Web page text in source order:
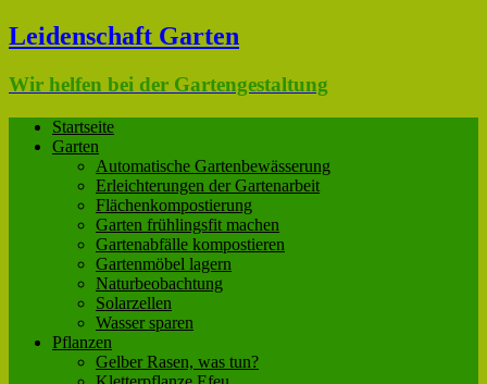
Leidenschaft Garten
Wir helfen bei der Gartengestaltung
Startseite
Garten
Automatische Gartenbewässerung
Erleichterungen der Gartenarbeit
Flächenkompostierung
Garten frühlingsfit machen
Gartenabfälle kompostieren
Gartenmöbel lagern
Naturbeobachtung
Solarzellen
Wasser sparen
Pflanzen
Gelber Rasen, was tun?